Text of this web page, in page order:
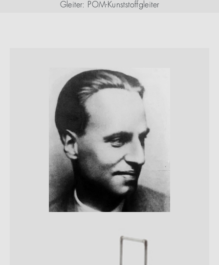
Gleiter: POM-Kunststoffgleiter